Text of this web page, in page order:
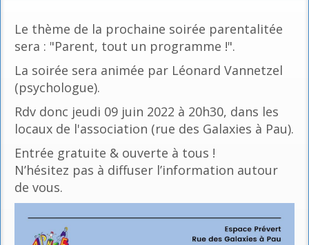
Le thème de la prochaine soirée parentalitée
sera : "Parent, tout un programme !".
La soirée sera animée par Léonard Vannetzel
(psychologue).
Rdv donc jeudi 09 juin 2022 à 20h30, dans les
locaux de l'association (rue des Galaxies à Pau).
Entrée gratuite & ouverte à tous !
N’hésitez pas à diffuser l’information autour
de vous.